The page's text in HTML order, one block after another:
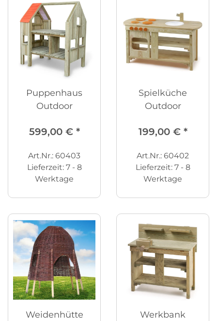
Puppenhaus
Outdoor
599,00 € *
Art.Nr.: 60403
Lieferzeit: 7 - 8
Werktage
Spielküche
Outdoor
199,00 € *
Art.Nr.: 60402
Lieferzeit: 7 - 8
Werktage
Weidenhütte Werkbank